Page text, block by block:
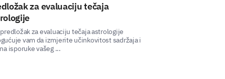
please specify:
za evaluaciju tečaja
za evaluaciju tečaja astrologije
vam da izmjerite učinkovitost sadržaja i
isporuke vašeg ...